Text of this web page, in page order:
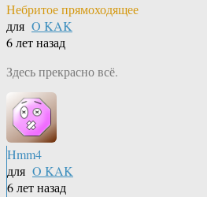
Небритое прямоходящее
для O KAK
6 лет назад
Здесь прекрасно всё.
Hmm4
для O KAK
6 лет назад